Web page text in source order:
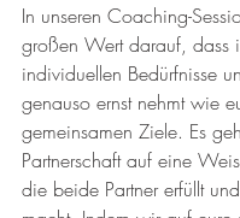
In unseren Coaching-
großen Wert darauf, dass
individuellen Bedürfnisse
genauso ernst nehmt wie
gemeinsamen Ziele. Es
Partnerschaft auf eine
die beide Partner erfüllt